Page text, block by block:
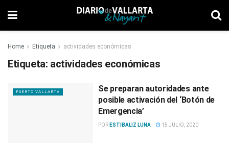
Home Etiqueta actividades económicas
Etiqueta: actividades económicas
PUERTO VALLARTA
Se preparan autoridades ante
posible activación del ‘Botón de
Emergencia’
POR ESTIBALIZ LUNA 15 JULIO, 2020